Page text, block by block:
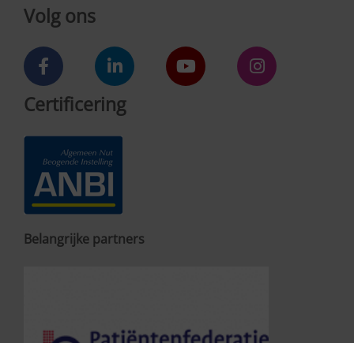
Volg ons
Certificering
Belangrijke partners